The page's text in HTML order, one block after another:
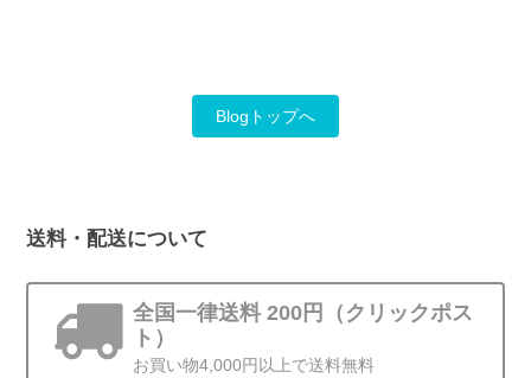
Blogトップへ
送料・配送について
全国一律送料 200円（クリックポス
ト）
お買い物4,000円以上で送料無料